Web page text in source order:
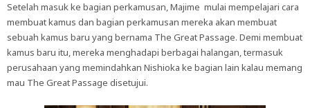
Setelah masuk ke bagian perkamusan, Majime mulai mempelajari cara
membuat kamus dan bagian perkamusan mereka akan membuat
sebuah kamus baru yang bernama The Great Passage. Demi membuat
kamus baru itu, mereka menghadapi berbagai halangan, termasuk
perusahaan yang memindahkan Nishioka ke bagian lain kalau memang
mau The Great Passage disetujui.